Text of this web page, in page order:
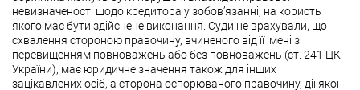
невизначеності щодо кредитора у зобов’язанні, на користь
якого має бути здійснене виконання. Суди не врахували, що
схвалення стороною правочину, вчиненого від її імені з
перевищенням повноважень або без повноважень (ст. 241 ЦК
України), має юридичне значення також для інших
зацікавлених осіб, а сторона оспорюваного правочину, дії якої